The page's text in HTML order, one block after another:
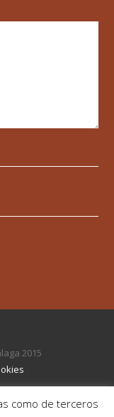
2015
como de terceros